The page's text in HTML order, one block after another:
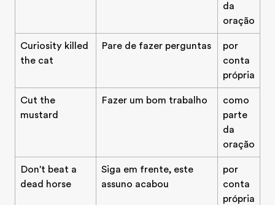
da
oração
Curiosity killed
the cat
Pare de fazer perguntas
por
conta
própria
Cut the
mustard
Fazer um bom trabalho
como
parte
da
oração
Don't beat a
dead horse
Siga em frente, este
assuno acabou
por
conta
própria